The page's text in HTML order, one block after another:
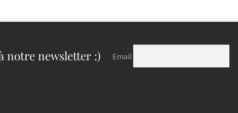
notre newsletter :) Email